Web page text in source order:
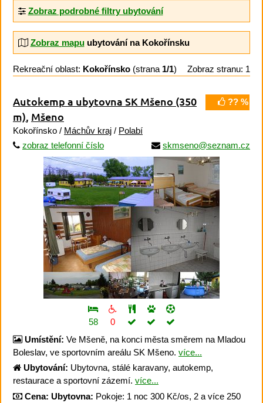
Zobraz podrobné filtry ubytování
Zobraz mapuubytování na Kokořínsku
Rekreační oblast: Kokořínsko (strana 1/1) Zobraz stranu: 1
?? %
Autokemp a ubytovna SK Mšeno (350
m), Mšeno
Kokořínsko / Máchův kraj / Polabí
zobraz telefonní číslo
skmseno@seznam.cz
58
0
Umístění: Ve Mšeně, na konci města směrem na Mladou
Boleslav, ve sportovním areálu SK Mšeno. více...
Ubytování: Ubytovna, stálé karavany, autokemp,
restaurace a sportovní zázemí. více...
Cena: Ubytovna: Pokoje: 1 noc 300 Kč/os, 2 a více 250